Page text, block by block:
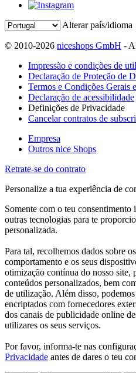
Alterar país/idioma
© 2010-2026 niceshops GmbH -
Impressão e condições de
Declaração de Proteção de
Termos e Condições Gerais
Declaração de acessibilidade
Definições de Privacidade
Cancelar contratos de
Empresa
Outros nice Shops
Retrate-se do contrato
Personalize a tua experiência de
Somente com o teu
outras tecnologias para te
personalizada.
Para tal, recolhemos dados sobre
comportamento e os seus
otimização contínua do nosso site,
conteúdos personalizados, bem
de utilização. Além disso,
encriptados com fornecedores
dos canais de publicidade online
utilizares os seus serviços.
Por favor, informa-te nas
Privacidade antes de dares o teu